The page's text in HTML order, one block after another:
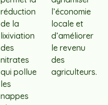
réduction
de la
lixiviation
des
nitrates
qui pollue
les
nappes
l’économie
locale et
d’améliorer
le revenu
des
agriculteurs.